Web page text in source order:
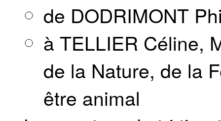
de DODRIMONT
à TELLIER Céline,
de la Nature, de la
être animal